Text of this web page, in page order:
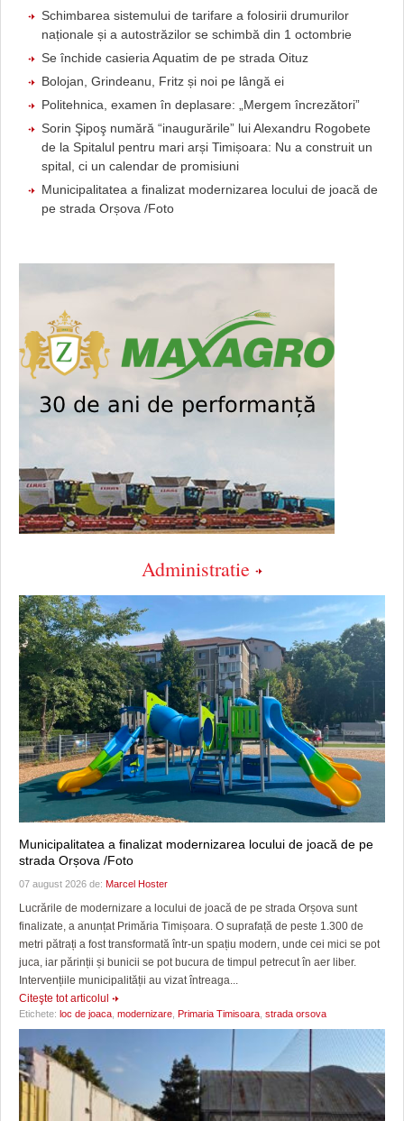
Schimbarea sistemului de tarifare a folosirii drumurilor
naționale și a autostrăzilor se schimbă din 1 octombrie
Se închide casieria Aquatim de pe strada Oituz
Bolojan, Grindeanu, Fritz și noi pe lângă ei
Politehnica, examen în deplasare: „Mergem încrezători”
Sorin Şipoş numără “inaugurările” lui Alexandru Rogobete
de la Spitalul pentru mari arși Timișoara: Nu a construit un
spital, ci un calendar de promisiuni
Municipalitatea a finalizat modernizarea locului de joacă de
pe strada Orșova /Foto
Administratie
Municipalitatea a finalizat modernizarea locului de joacă de pe
strada Orșova /Foto
07 august 2026 de: Marcel Hoster
Lucrările de modernizare a locului de joacă de pe strada Orșova sunt
finalizate, a anunțat Primăria Timișoara. O suprafață de peste 1.300 de
metri pătrați a fost transformată într-un spațiu modern, unde cei mici se pot
juca, iar părinții și bunicii se pot bucura de timpul petrecut în aer liber.
Intervențiile municipalității au vizat întreaga...
Citeşte tot articolul
Etichete: loc de joaca modernizare Primaria Timisoara strada orsova